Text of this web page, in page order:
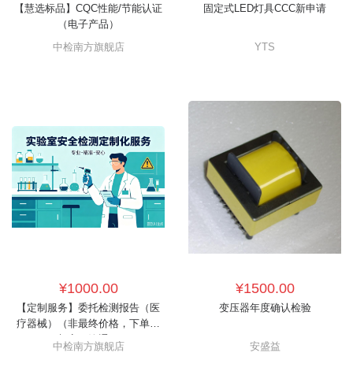
【慧选标品】CQC性能/节能认证
（电子产品）
中检南方旗舰店
固定式LED灯具CCC新申请
YTS
¥1000.00
【定制服务】委托检测报告（医
疗器械）（非最终价格，下单前
与客服沟通）
中检南方旗舰店
¥1500.00
变压器年度确认检验
安盛益